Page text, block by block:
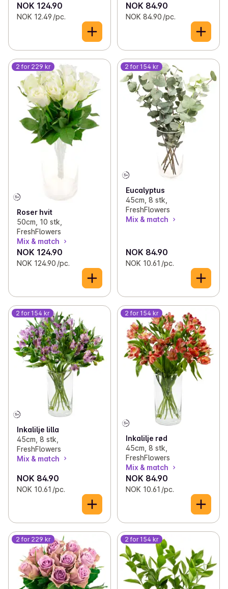
NOK 124.90
NOK 12.49 /pc.
NOK 84.90
NOK 84.90 /pc.
2 for 229 kr
Roser hvit
50cm, 10 stk,
FreshFlowers
Mix & match
NOK 124.90
NOK 124.90 /pc.
2 for 154 kr
Eucalyptus
45cm, 8 stk,
FreshFlowers
Mix & match
NOK 84.90
NOK 10.61 /pc.
2 for 154 kr
Inkalilje lilla
45cm, 8 stk,
FreshFlowers
Mix & match
NOK 84.90
NOK 10.61 /pc.
2 for 154 kr
Inkalilje rød
45cm, 8 stk,
FreshFlowers
Mix & match
NOK 84.90
NOK 10.61 /pc.
2 for 229 kr 2 for 154 kr